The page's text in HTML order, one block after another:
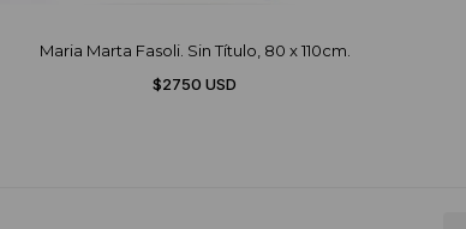
Maria Marta Fasoli. Sin Título, 80 x 110cm.
$2750 USD